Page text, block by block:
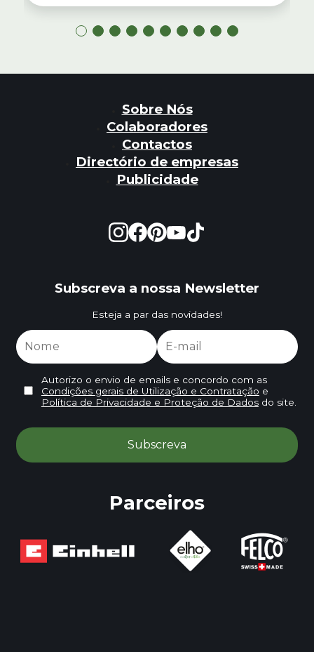
Sobre Nós
Colaboradores
Contactos
Directório de empresas
Publicidade
Subscreva a nossa Newsletter
Esteja a par das novidades!
Autorizo o envio de emails e concordo com as
Condições gerais de Utilização e Contratação e
Política de Privacidade e Proteção de Dadosdo site.
Parceiros